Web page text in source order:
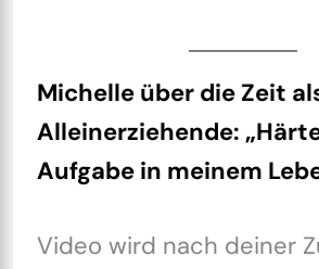
Michelle über die Zeit
Alleinerziehende:
Aufgabe in meinem
Video wird nach deiner